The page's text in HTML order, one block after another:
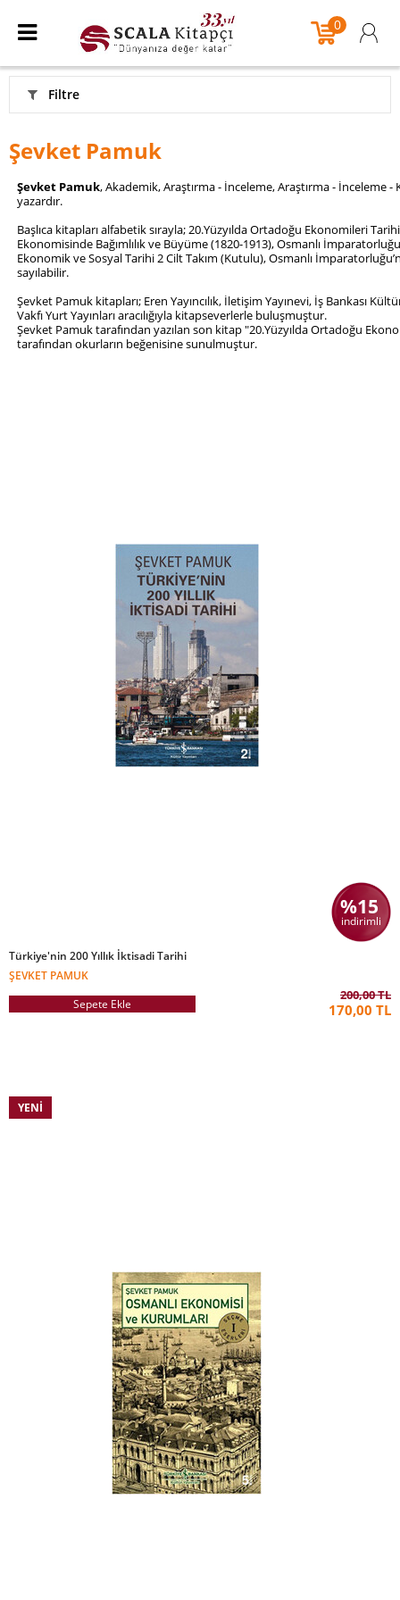
0
Filtre
Şevket Pamuk
Şevket Pamuk, Akademik, Araştırma - İnceleme, Araştırma - İnceleme
yazardır.
Başlıca kitapları alfabetik sırayla; 20.Yüzyılda Ortadoğu Ekonomileri
Ekonomisinde Bağımlılık ve Büyüme (1820-1913), Osmanlı
Ekonomik ve Sosyal Tarihi 2 Cilt Takım (Kutulu), Osmanlı
sayılabilir.
Şevket Pamuk kitapları; Eren Yayıncılık, İletişim Yayınevi, İş Bankası
Vakfı Yurt Yayınları aracılığıyla kitapseverlerle buluşmuştur.
Şevket Pamuk tarafından yazılan son kitap "20.Yüzyılda Ortadoğu
tarafından okurların beğenisine sunulmuştur.
%15
indirimli
Türkiye'nin 200 Yıllık İktisadi Tarihi
ŞEVKET PAMUK
Sepete Ekle
200,00 TL
170,00 TL
YENI